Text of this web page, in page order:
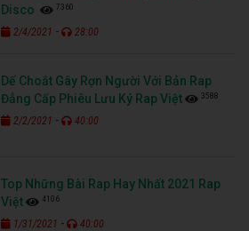
Disco
7360
2/4/2021 - 28:00
Dế Choắt Gây Rợn Người Với Bản Rap
Đẳng Cấp Phiêu Lưu Ký Rap Việt
3588
2/2/2021 - 40:00
Top Những Bài Rap Hay Nhất 2021 Rap
Việt
4106
1/31/2021 - 40:00